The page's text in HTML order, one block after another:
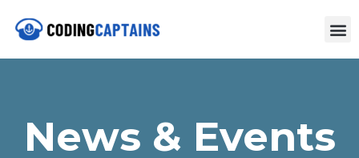
News & Events